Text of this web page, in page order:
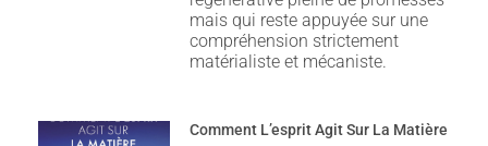
mais qui reste appuyée sur une
compréhension strictement
matérialiste et mécaniste.
Comment L’esprit Agit Sur La Matière